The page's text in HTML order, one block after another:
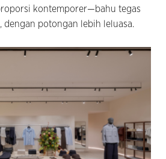
kontemporer—bahu tegas
dengan potongan lebih leluasa.